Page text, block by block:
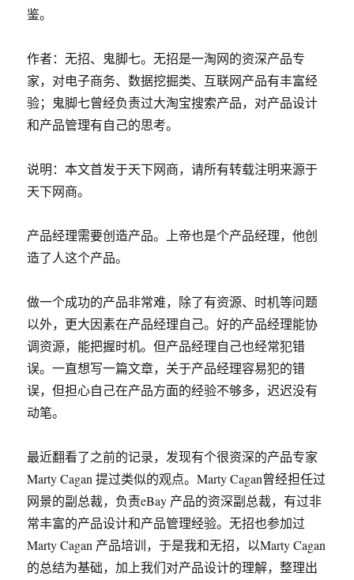
鉴。
作者：无招、鬼脚七。无招是一淘网的资深产品专
家，对电子商务、数据挖掘类、互联网产品有丰富经
验；鬼脚七曾经负责过大淘宝搜索产品，对产品设计
和产品管理有自己的思考。
说明：本文首发于天下网商，请所有转载注明来源于
天下网商。
产品经理需要创造产品。上帝也是个产品经理，他创
造了人这个产品。
做一个成功的产品非常难，除了有资源、时机等问题
以外，更大因素在产品经理自己。好的产品经理能协
调资源，能把握时机。但产品经理自己也经常犯错
误。一直想写一篇文章，关于产品经理容易犯的错
误，但担心自己在产品方面的经验不够多，迟迟没有
动笔。
最近翻看了之前的记录，发现有个很资深的产品专家
Marty Cagan 提过类似的观点。Marty Cagan曾经担任过
网景的副总裁，负责eBay 产品的资深副总裁，有过非
常丰富的产品设计和产品管理经验。无招也参加过
Marty Cagan 产品培训，于是我和无招，以Marty Cagan
的总结为基础，加上我们对产品设计的理解，整理出